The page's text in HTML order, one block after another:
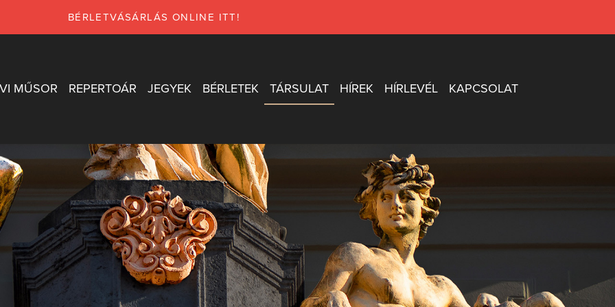
BÉRLETVÁSÁRLÁS ONLINE ITT!
MŰSOR REPERTOÁR JEGYEK BÉRLETEK TÁRSULAT HÍREK HÍRLEVÉL KAPCSOLAT